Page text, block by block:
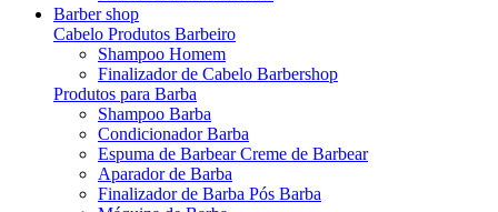
Barber shop
Cabelo Produtos Barbeiro
Shampoo Homem
Finalizador de Cabelo Barbershop
Produtos para Barba
Shampoo Barba
Condicionador Barba
Espuma de Barbear Creme de Barbear
Aparador de Barba
Finalizador de Barba Pós Barba